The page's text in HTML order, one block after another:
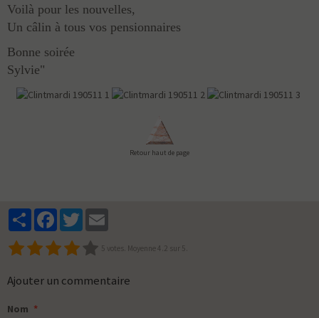
Voilà pour les nouvelles,
Un câlin à tous vos pensionnaires
Bonne soirée
Sylvie"
Retour haut de page
PartagerFacebook
Twitter
5 votes. Moyenne 4.2 sur 5.
Ajouter un commentaire
Nom